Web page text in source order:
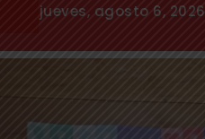
jueves, agosto 6, 2026